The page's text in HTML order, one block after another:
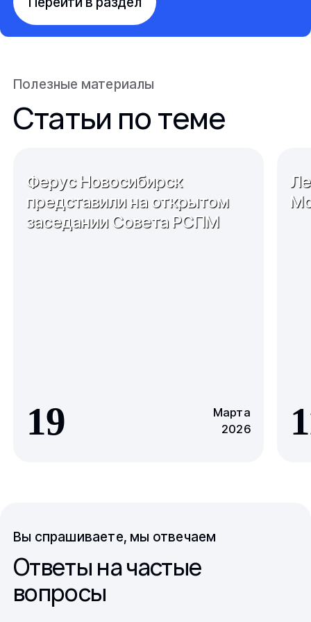
Полезные материалы
Статьи по теме
Ферус Новосибирск
представили на открытом
заседании Совета РСПМ
19
Марта
2026
Вы спрашиваете, мы отвечаем
Ответы на частые
вопросы